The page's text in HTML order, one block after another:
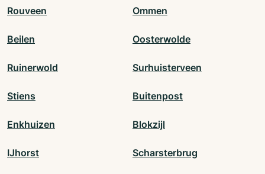
Rouveen Ommen
Beilen Oosterwolde
Ruinerwold Surhuisterveen
Stiens Buitenpost
Enkhuizen Blokzijl
IJhorst Scharsterbrug